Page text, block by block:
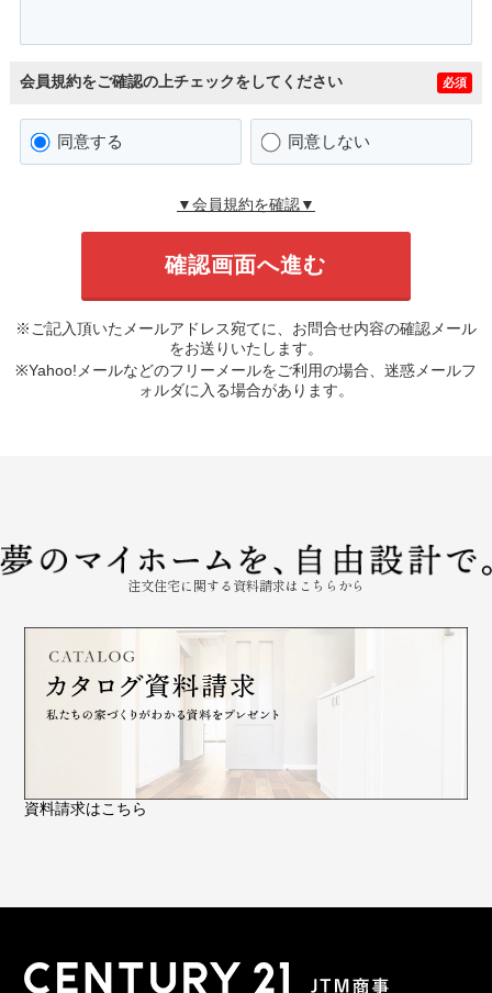
会員規約をご確認の上チェックをしてください 必須
同意する 同意しない
▼会員規約を確認▼
※ご記入頂いたメールアドレス宛てに、お問合せ内容の確認メール
をお送りいたします。
※Yahoo!メールなどのフリーメールをご利用の場合、迷惑メールフ
ォルダに入る場合があります。
注文住宅に関する資料請求はこちらから
資料請求はこちら